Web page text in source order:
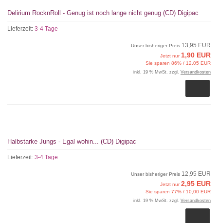
Delirium RocknRoll - Genug ist noch lange nicht genug (CD) Digipac
Lieferzeit: 3-4 Tage
Unser bisheriger Preis 13,95 EUR
Jetzt nur 1,90 EUR
Sie sparen 86% / 12,05 EUR
inkl. 19 % MwSt. zzgl. Versandkosten
Halbstarke Jungs - Egal wohin... (CD) Digipac
Lieferzeit: 3-4 Tage
Unser bisheriger Preis 12,95 EUR
Jetzt nur2,95 EUR
Sie sparen 77% / 10,00 EUR
inkl. 19 % MwSt. zzgl. Versandkosten